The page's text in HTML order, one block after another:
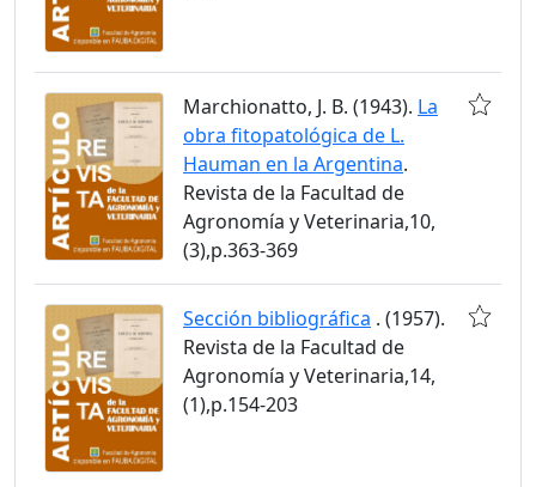
Marchionatto, J. B. (1943). La
obra fitopatológica de L.
Hauman en la Argentina.
Revista de la Facultad de
Agronomía y Veterinaria,10,
(3),p.363-369
Sección bibliográfica . (1957).
Revista de la Facultad de
Agronomía y Veterinaria,14,
(1),p.154-203